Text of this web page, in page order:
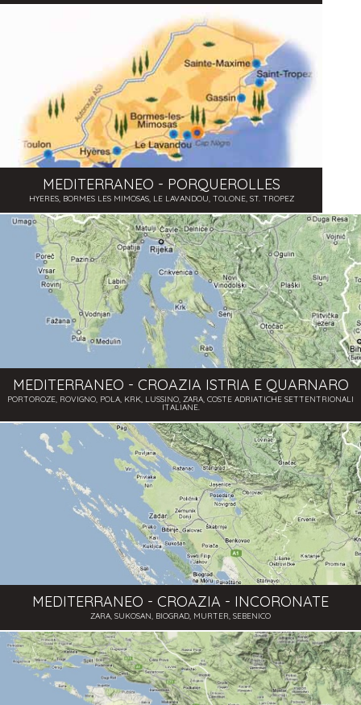
MEDITERRANEO - PORQUEROLLES
HYERES, BORMES LES MIMOSAS, LE LAVANDOU, TOLONE, ST. TROPEZ
MEDITERRANEO - CROAZIA ISTRIA E QUARNARO
PORTOROZE, ROVIGNO, POLA, KRK, LUSSINO, ZARA, COSTE ADRIATICHE SETTENTRIONALI
ITALIANE.
MEDITERRANEO - CROAZIA - INCORONATE
ZARA, SUKOSAN, BIOGRAD, MURTER, SEBENICO